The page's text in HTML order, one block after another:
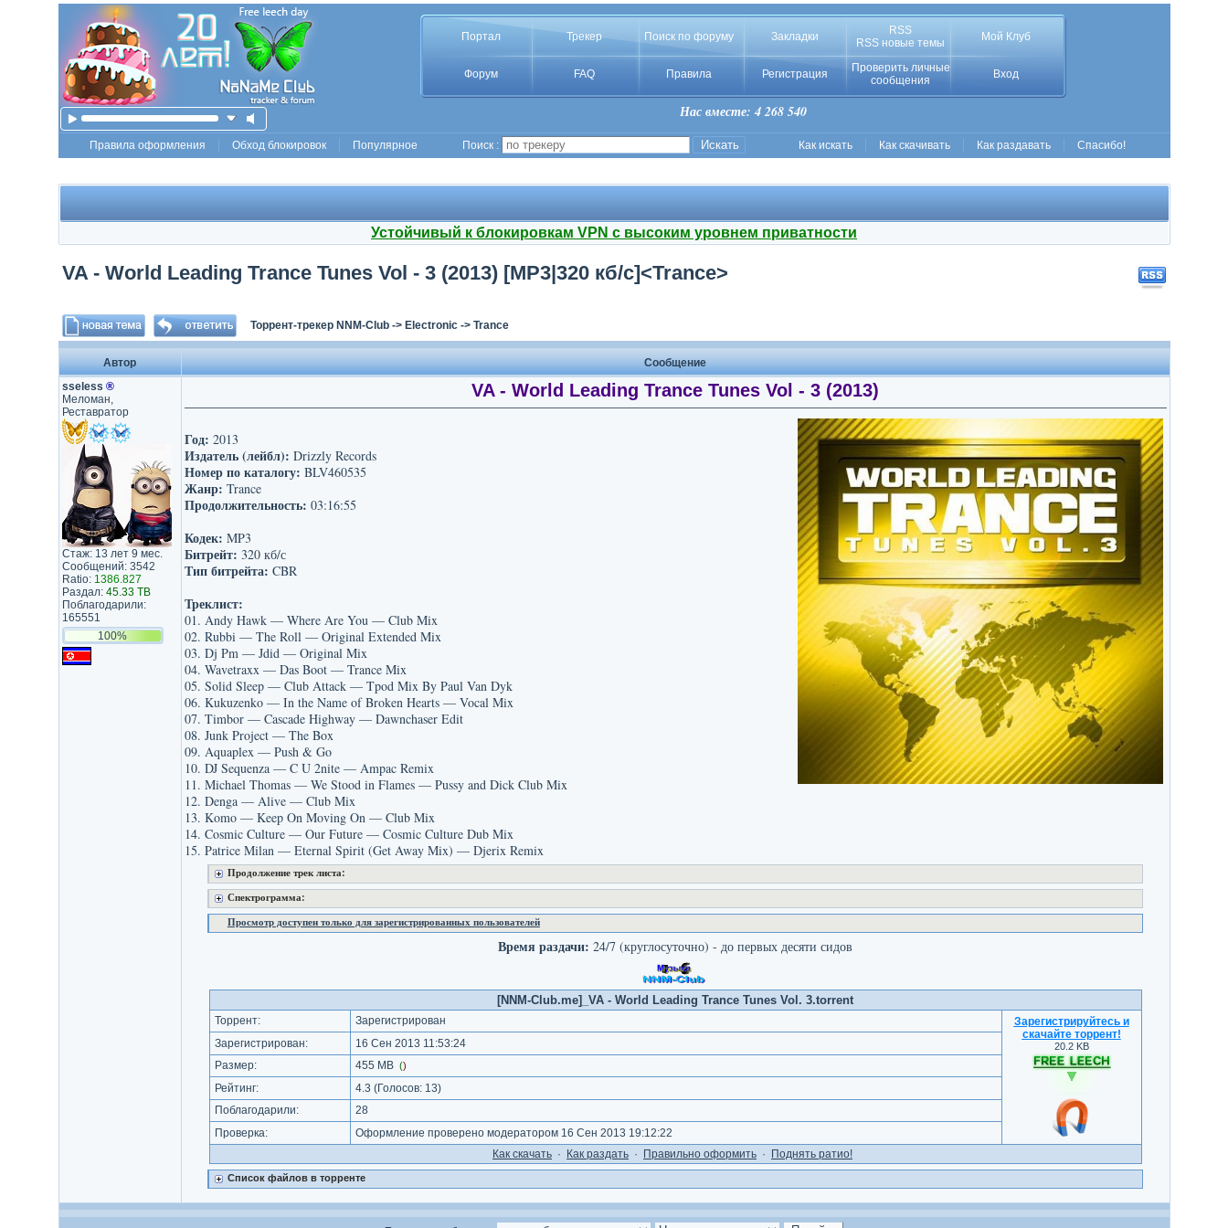
Портал Трекер Поиск по форуму Закладки
RSS
RSS новые темы
Мой Клуб
Форум FAQ Правила Регистрация
Проверить личные
сообщения
Вход
Нас вместе: 4 268 540
Правила оформления Обход блокировок Популярное Поиск : Как искать Как скачивать Как раздавать Спасибо!
Устойчивый к блокировкам VPN с высоким уровнем приватности
VA - World Leading Trance Tunes Vol - 3 (2013) [MP3|320 кб/с]<Trance>
Торрент-трекер NNM-Club-> Electronic-> Trance
Автор
Сообщение
sseless ®
Меломан,
Реставратор
Стаж: 13 лет 9 мес.
Сообщений: 3542
Ratio: 1386.827
Раздал: 45.33 TB
Поблагодарили:
165551
100%
VA - World Leading Trance Tunes Vol - 3 (2013)
Год: 2013
Издатель (лейбл): Drizzly Records
Номер по каталогу: BLV460535
Жанр: Trance
Продолжительность: 03:16:55
Кодек: MP3
Битрейт: 320 кб/с
Тип битрейта: CBR
Треклист:
01. Andy Hawk — Where Are You — Club Mix
02. Rubbi — The Roll — Original Extended Mix
03. Dj Pm — Jdid — Original Mix
04. Wavetraxx — Das Boot — Trance Mix
05. Solid Sleep — Club Attack — Tpod Mix By Paul Van Dyk
06. Kukuzenko — In the Name of Broken Hearts — Vocal Mix
07. Timbor — Cascade Highway — Dawnchaser Edit
08. Junk Project — The Box
09. Aquaplex — Push & Go
10. DJ Sequenza — C U 2nite — Ampac Remix
11. Michael Thomas — We Stood in Flames — Pussy and Dick Club Mix
12. Denga — Alive — Club Mix
13. Komo — Keep On Moving On — Club Mix
14. Cosmic Culture — Our Future — Cosmic Culture Dub Mix
15. Patrice Milan — Eternal Spirit (Get Away Mix) — Djerix Remix
Продолжение трек листа:
Спектрограмма:
Просмотр доступен только для зарегистрированных пользователей
Время раздачи: 24/7 (круглосуточно) - до первых десяти сидов
[NNM-Club.me]_VA - World Leading Trance Tunes Vol. 3.torrent
Торрент: Зарегистрирован
Зарегистрируйтесь и
скачайте торрент!
20.2 KB
Зарегистрирован:
16 Сен 2013 11:53:24
Размер:
455 MB ()
Рейтинг: 4.3 (Голосов: 13)
Поблагодарили:
28
Проверка:
Оформление проверено модератором 16 Сен 2013 19:12:22
Как cкачать · Как раздать · Правильно оформить · Поднять ратио!
Список файлов в торренте